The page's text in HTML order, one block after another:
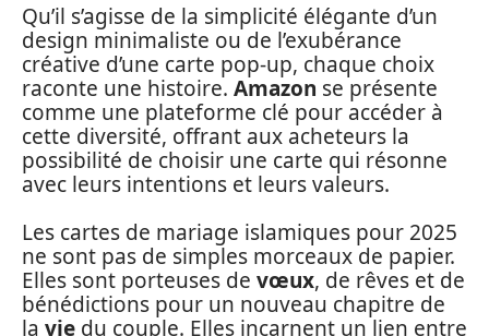
Qu’il s’agisse de la simplicité élégante d’un
design minimaliste ou de l’exubérance
créative d’une carte pop-up, chaque choix
raconte une histoire. Amazon se présente
comme une plateforme clé pour accéder à
cette diversité, offrant aux acheteurs la
possibilité de choisir une carte qui résonne
avec leurs intentions et leurs valeurs.
Les cartes de mariage islamiques pour 2025
ne sont pas de simples morceaux de papier.
Elles sont porteuses de vœux, de rêves et de
bénédictions pour un nouveau chapitre de
la vie du couple. Elles incarnent un lien entre